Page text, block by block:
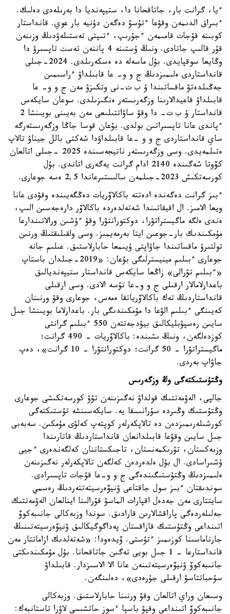
ءيا، گرانت بار، جاتاقحانا دا، ستيپەنديا دا بەرىلەدى دەلىك.
ءبىراق الدىمەن وقۋعا ءتۇسۋ دەگەن دۇنيە بار عوي. قانداستار
كوبىنە قۇجات قامىمەن ءجۇرىپ، ءتىپتى تەستىلەۋدىڭ وزىنەن
قۇر قالىپ جاتادى. ونىڭ ۇستىنە 4 پاننەن تەست تاپسىرۋ دا
وڭايعا سوقپايدى. بۇل ماسەلە دە ەسكەرىلدى. 2024-جىلى
قانداستاردى ەلىمىزدىڭ ج و و- عا قابىلداۋ ءراسىمىن
جەڭىلدەتۋ ماقساتىندا ۇ ب ت-نى وتكىزۋ مەن ج و و- عا
قابىلداۋ قاعيدالارىنا وزگەرىستەر ەنگىزىلدى. سوعان سايكەس
قانداستار ۇ ب ت- دا وقۋ ساۋاتتىلىعى مەن بەيىنى بويىنشا 2
ءپاندى عانا تاپسىراتىن بولدى. بۇعان قوسا جاڭا وزگەرىستەرگە
ساي قانداستاردى ج و و -عا قابىلداۋدا شەكتى بالل جيناۋ تالاپ
ەتىلمەيدى. وسى وزگەرىستەر ناتيجەسىندە 2025 -جىلى اتالعان
كۆوتا شەگىندە 2140 ادام گرانت يەگەرى اتاندى. بۇل
كورسەتكىش 2023-جىلمەن سالىستىرعاندا 2,5 ەسە جوعارى.
ءبىز گرانت دەگەندە ادەتتە باكالاۆريات دەڭگەيىندە وقۋدى عانا
ويعا الامىز. ال اقيقاتىندا شەتەلدەردە باكالاۆر دارەجەسىن الىپ،
ەندى ەلگە ماگيستراتۋرا، دوكتورانتۋرا وقۋ ءۇشىن ورالاتىندارعا
مۇمكىندىك بار-جوعىن ايتا بەرمەيمىز. وسى ولقىلىقتىڭ ورنىن
تولتىرۋ ماقساتىندا جاۋاپتى ۇيىمعا حابارلاستىق. عىلىم جانە
جوعارى ءبىلىم مينيسترلىگى بۇعان: «2019-جىلدان باستاپ
«ءبىلىم تۋرالى» زاڭعا سايكەس قانداستار ستيپەنديالىق
باعدارلامالار ارقىلى ج و و-عا تۇسە الادى. وسى ارقىلى
قانداستاردىڭ تەك باكالاۆرياتقا ەمەس، جوعارى وقۋ ورنىنان
كەيىنگى ءبىلىم الۋعا دا مۇمكىندىگى بار. باعدارلاما بويىنشا جىل
سايىن رەسپۋبليكالىق بيۋدجەتتەن 550 ءبىلىم گرانتى
كوزدەلگەن، ونىڭ ىشىندە: باكالاۆريات - 490 گرانت؛
ماگيستراتۋرا - 50 گرانت؛ دوكتورانتۋرا - 10 گرانت»، دەپ
جاۋاپ بەردى.
وڭتۇستىكتەگى وڭ وزگەرىس
جالپى، الەۋمەتتىك قولداۋ نەگىزىنەن تۋۋ كورسەتكىشى جوعارى
وڭتۇستىك وڭىردە سۇرانىسقا يە. سايكەسىنشە تۇستىكتەگى
كورشىلەرىمىزدەن دە تالاپكەرلەر كوپتەپ كەلۋى مۇمكىن. سەبەبى
جىل سايىن وقۋعا قابىلدانعان قانداستاردىڭ قاتارىندا
وزبەكستان، تۇرىكمەنستان، تاجىكستاننان كەلگەندەرى ءجيى
ۇشىراسادى. ال بۇل ەلدەردەن كەلگەن تالاپكەرلەر نەگىزىنەن
ەلىمىزدىڭ وڭتۇستىگىندەگى ج و و-عا قۇجات تاپسىرادى.
سوندىقتان ءبىز سول جاقتاعى ۋنيۆەرسيتەتتەردىڭ رەسمي
سايتتارى مەن جەدەل اقپارات الماسۋ قۇرالىنا اينالعان الەۋمەتتىك
جەلىلەردەگى پاراقشالارىن قارادىق. سوندا وزبەكالى جانىبەكوۆ
اتىنداعى وڭتۇستىك قازاقستان پەداگوگيكالىق ۋنيۆەرسيتەتىنىڭ
جارناماسىنا كوزىمىز ءتۇستى. ۆيدەودا: «شەتەلدىك ازاماتتار مەن
قانداستارعا - 1 جىل بويى تەگىن جاتاقحانا. بۇل مۇمكىندىكتى
جانىبەكوۆ ۋنيۆەرسيتەتىنەن عانا الا الاسىزدار. قابىلداۋ
سۇحباتتاسۋ ارقىلى جۇرەدى»، دەلىنگەن.
وسىعان وراي اتالعان وقۋ ورنىنا حابارلاستىق. وزبەكالى
جانىبەكوۆ اتىنداعى وقپۋ باسپا ءسوز حاتشىسى لاۋرا تاستانبەك: